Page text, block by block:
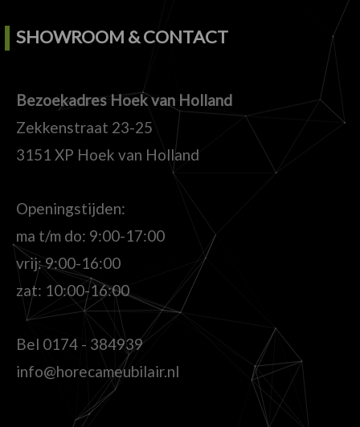
SHOWROOM & CONTACT
Bezoekadres Hoek van Holland
Zekkenstraat 23-25
3151 XP Hoek van Holland
Openingstijden:
ma t/m do: 9:00-17:00
vrij: 9:00-16:00
zat: 10:00-16:00
Bel 0174 - 384939
info@horecameubilair.nl